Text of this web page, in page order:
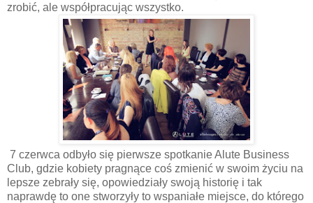
zrobić, ale współpracując wszystko.
7 czerwca odbyło się pierwsze spotkanie Alute Business
Club, gdzie kobiety pragnące coś zmienić w swoim życiu na
lepsze zebrały się, opowiedziały swoją historię i tak
naprawdę to one stworzyły to wspaniałe miejsce, do którego